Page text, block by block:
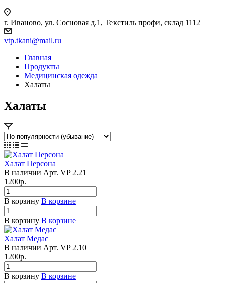
г. Иваново, ул. Сосновая д.1, Текстиль профи, склад 1112
vtp.tkani@mail.ru
Главная
Продукты
Медицинская одежда
Халаты
Халаты
Халат Персона
В наличии Арт. VP 2.21
1200р.
В корзину В корзине
В корзину В корзине
Халат Медас
В наличии Арт. VP 2.10
1200р.
В корзину В корзине